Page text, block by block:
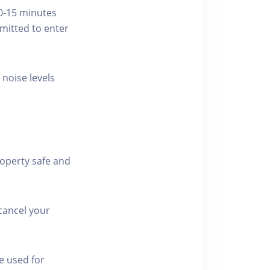
15 minutes
to enter
levels
safe and
your
used for